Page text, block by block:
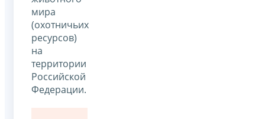
мира
(охотничьих
ресурсов)
на
территории
Российской
Федерации.